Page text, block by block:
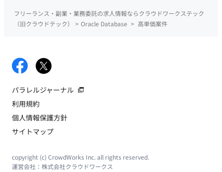
フリーランス・副業・業務委託の求人情報ならクラウドワークステック
（旧クラウドテック）
> Oracle Database > 高単価案件
パラレルジャーナル
利用規約
個人情報保護方針
サイトマップ
copyright (c) CrowdWorks Inc. all rights reserved.
運営会社： 株式会社クラウドワークス